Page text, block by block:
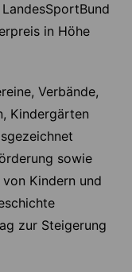
in Höhe
Verbände,
Kindergärten
sowie
Kindern und
zur Steigerung